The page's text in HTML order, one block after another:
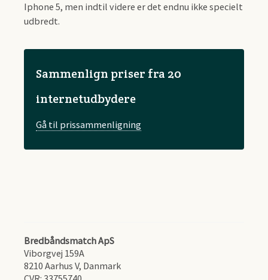
Iphone 5, men indtil videre er det endnu ikke specielt
udbredt.
Sammenlign priser fra 20
internetudbydere
Gå til prissammenligning
Bredbåndsmatch ApS
Viborgvej 159A
8210 Aarhus V, Danmark